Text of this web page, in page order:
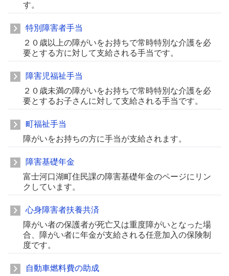
す。
特別障害者手当
２０歳以上の障がいをお持ちで常時特別な介護を必
要とする方に対して支給される手当です。
障害児福祉手当
２０歳未満の障がいをお持ちで常時特別な介護を必
要とするお子さんに対して支給される手当です。
町福祉手当
障がいをお持ちの方に手当が支給されます。
障害基礎年金
富士河口湖町住民課の障害基礎年金のページにリン
クしています。
心身障害者扶養共済
障がい者の保護者が死亡又は重度障がいとなった場
合、障がい者に年金が支給される任意加入の保険制
度です。
自動車燃料費の助成